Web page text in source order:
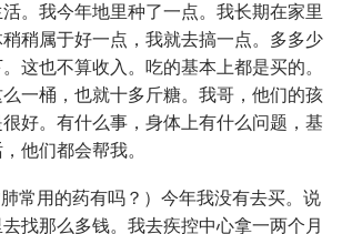
。我今年地里种了一点。我长期在家里
稍属于好一点，我就去搞一点。多多少
这也不算收入。吃的基本上都是买的。
一桶，也就十多斤糖。我哥，他们的孩
好。有什么事，身体上有什么问题，基
他们都会帮我。
肺常用的药有吗？）今年我没有去买。说
找那么多钱。我去疾控中心拿一两个月